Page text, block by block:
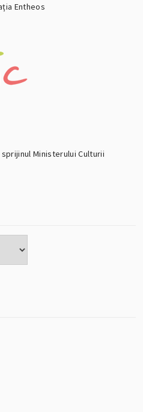
Entheos
Ministerului Culturii